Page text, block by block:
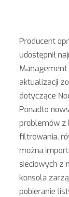
Producent
udostępnił
Management
aktualizacji
dotyczące
Ponadto
problemów z
filtrowania,
można
sieciowych z
konsola
pobieranie